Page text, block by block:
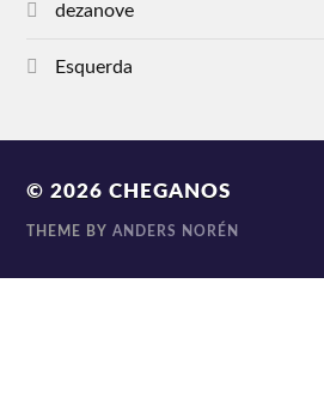
dezanove
Esquerda
© 2026CHEGANOS
THEME BYANDERS NORÉN